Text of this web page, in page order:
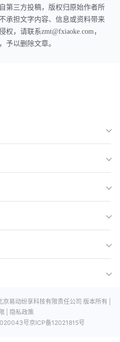
第三方投稿，版权归原始作者所
承担文字内容、信息或资料带来
，请联系zmt@fxiaoke.com，
予以删除文章。
京易动纷享科技有限责任公司 版本所有 |
|
隐私政策
号京ICP备12021815号